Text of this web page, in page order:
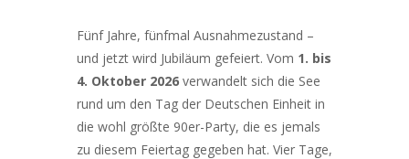
Fünf Jahre, fünfmal Ausnahmezustand –
und jetzt wird Jubiläum gefeiert. Vom 1. bis
4. Oktober 2026 verwandelt sich die See
rund um den Tag der Deutschen Einheit in
die wohl größte 90er-Party, die es jemals
zu diesem Feiertag gegeben hat. Vier Tage,